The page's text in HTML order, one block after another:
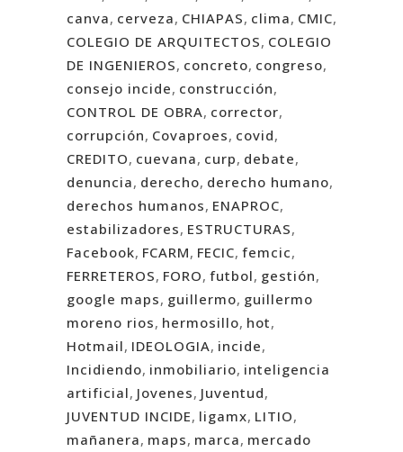
canva, cerveza, CHIAPAS, clima, CMIC,
COLEGIO DE ARQUITECTOS, COLEGIO
DE INGENIEROS, concreto, congreso,
consejo incide, construcción,
CONTROL DE OBRA, corrector,
corrupción, Covaproes, covid,
CREDITO, cuevana, curp, debate,
denuncia, derecho, derecho humano,
derechos humanos, ENAPROC,
estabilizadores, ESTRUCTURAS,
Facebook, FCARM, FECIC, femcic,
FERRETEROS, FORO, futbol, gestión,
google maps, guillermo, guillermo
moreno rios, hermosillo, hot,
Hotmail, IDEOLOGIA, incide,
Incidiendo, inmobiliario, inteligencia
artificial, Jovenes, Juventud,
JUVENTUD INCIDE, ligamx, LITIO,
mañanera, maps, marca, mercado